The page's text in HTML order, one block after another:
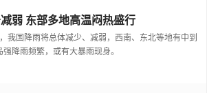
弱 东部多地高温闷热盛行
我国降雨将总体减少、减弱，西南、东北等地有中到
降雨频繁，或有大暴雨现身。